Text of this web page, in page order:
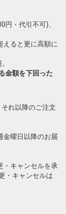
円・代引不可)、
えると更に高額に
金額を下回った
れ以降のご注文
金曜日以降のお届
・キャンセルを承
・キャンセルは